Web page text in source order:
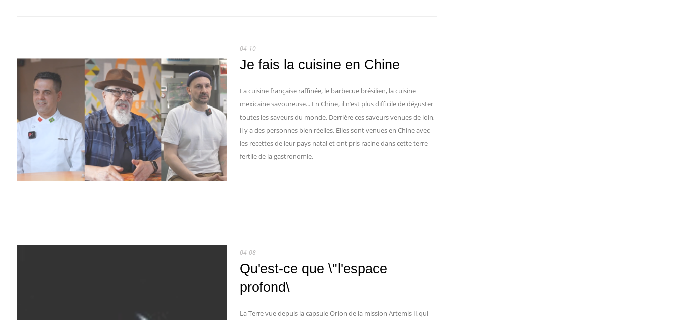
04-10
Je fais la cuisine en Chine
La cuisine française raffinée, le barbecue brésilien, la cuisine
mexicaine savoureuse... En Chine, il n’est plus difficile de déguster
toutes les saveurs du monde. Derrière ces saveurs venues de loin,
il y a des personnes bien réelles. Elles sont venues en Chine avec
les recettes de leur pays natal et ont pris racine dans cette terre
fertile de la gastronomie.
04-08
Qu'est-ce que \"l'espace
profond\
La Terre vue depuis la capsule Orion de la mission Artemis II,qui